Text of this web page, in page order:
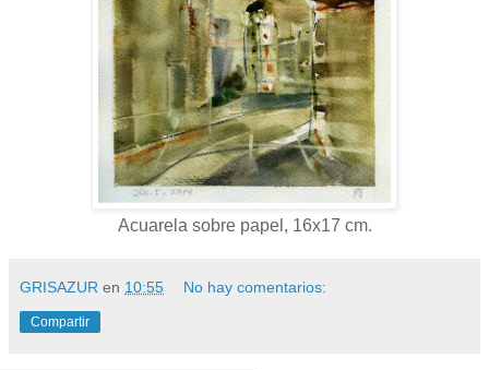
Acuarela sobre papel, 16x17 cm.
GRISAZUR en 10:55 No hay comentarios:
Compartir